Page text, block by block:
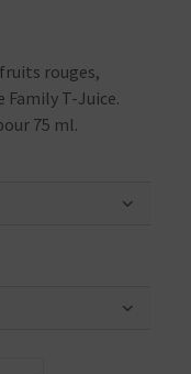
rouges,
T-Juice.
75 ml.